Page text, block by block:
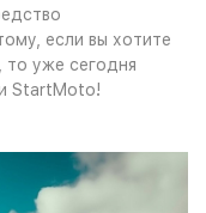
если вы хотите
то уже сегодня
StartMoto!